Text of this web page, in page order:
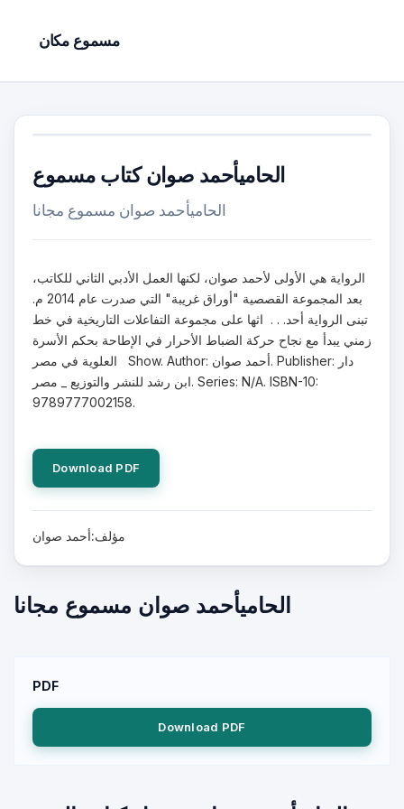
مسموع مكان
الحاميأحمد صوان كتاب مسموع
الحاميأحمد صوان مسموع مجانا
الرواية هي الأولى لأحمد صوان، لكنها العمل الأدبي الثاني للكاتب،
بعد المجموعة القصصية "أوراق غريبة" التي صدرت عام 2014 م.
تبنى الرواية أحد. . . اثها على مجموعة التفاعلات التاريخية في خط
زمني يبدأ مع نجاح حركة الضباط الأحرار في الإطاحة بحكم الأسرة
العلوية في مصر Show. Author: أحمد صوان. Publisher: دار
ابن رشد للنشر والتوزيع _ مصر. Series: N/A. ISBN-10:
9789777002158.
Download PDF
مؤلف:أحمد صوان
الحاميأحمد صوان مسموع مجانا
PDF
Download PDF